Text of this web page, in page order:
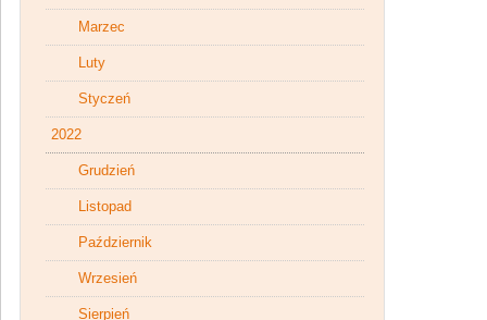
Marzec
Luty
Styczeń
2022
Grudzień
Listopad
Październik
Wrzesień
Sierpień